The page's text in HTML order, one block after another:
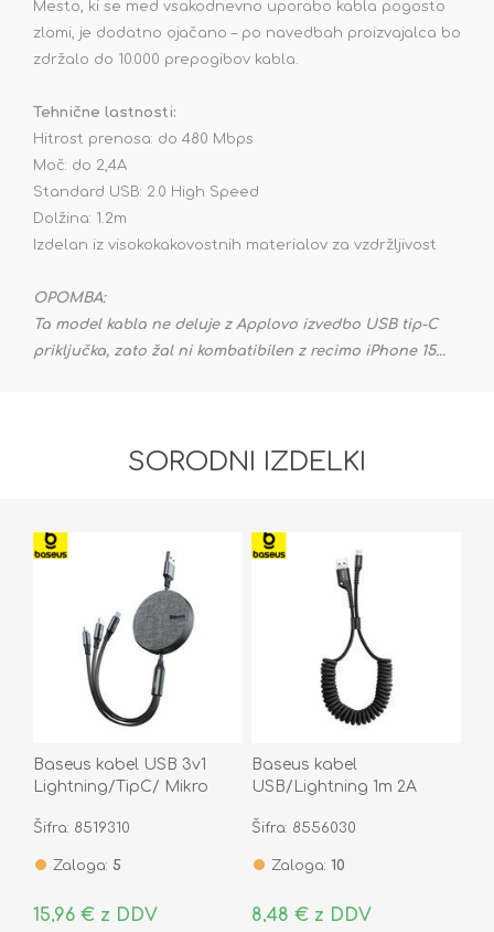
Mesto, ki se med vsakodnevno uporabo kabla pogosto
zlomi, je dodatno ojačano – po navedbah proizvajalca bo
zdržalo do 10.000 prepogibov kabla.
Tehnične lastnosti:
Hitrost prenosa: do 480 Mbps
Moč: do 2,4A
Standard USB: 2.0 High Speed
Dolžina: 1.2m
Izdelan iz visokokakovostnih materialov za vzdržljivost
OPOMBA:
Ta model kabla ne deluje z Applovo izvedbo USB tip-C
priključka, zato žal ni kombatibilen z recimo iPhone 15...
SORODNI IZDELKI
Baseus kabel USB 3v1
Lightning/TipC/ Mikro
Šifra: 8519310
Zaloga: 5
15,96 € z DDV
Baseus kabel
USB/Lightning 1m 2A
Šifra: 8556030
Zaloga: 10
8,48 € z DDV